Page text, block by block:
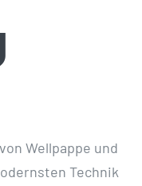
Wellpappe und
Technik